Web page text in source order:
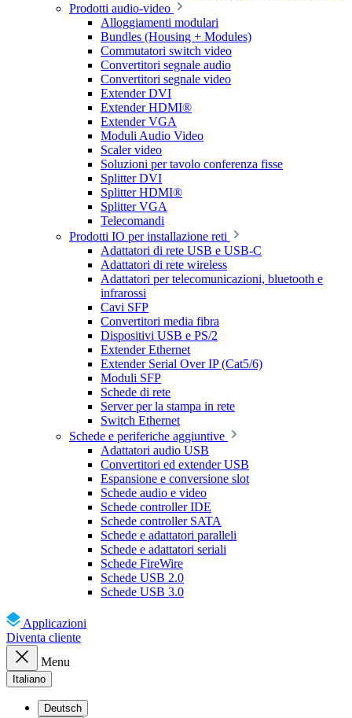
Prodotti audio-video
Alloggiamenti modulari
Bundles (Housing + Modules)
Commutatori switch video
Convertitori segnale audio
Convertitori segnale video
Extender DVI
Extender HDMI®
Extender VGA
Moduli Audio Video
Scaler video
Soluzioni per tavolo conferenza fisse
Splitter DVI
Splitter HDMI®
Splitter VGA
Telecomandi
Prodotti IO per installazione reti
Adattatori di rete USB e USB-C
Adattatori di rete wireless
Adattatori per telecomunicazioni, bluetooth e
infrarossi
Cavi SFP
Convertitori media fibra
Dispositivi USB e PS/2
Extender Ethernet
Extender Serial Over IP (Cat5/6)
Moduli SFP
Schede di rete
Server per la stampa in rete
Switch Ethernet
Schede e periferiche aggiuntive
Adattatori audio USB
Convertitori ed extender USB
Espansione e conversione slot
Schede audio e video
Schede controller IDE
Schede controller SATA
Schede e adattatori paralleli
Schede e adattatori seriali
Schede FireWire
Schede USB 2.0
Schede USB 3.0
Applicazioni
Diventa cliente
Menu
Italiano
Deutsch